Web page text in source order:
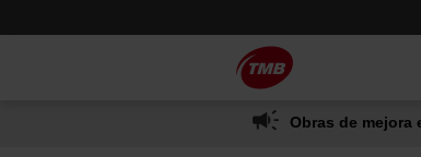
al
contenido
Obras de mejora